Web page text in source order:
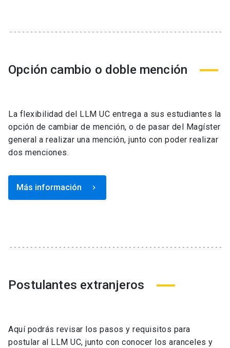
Opción cambio o doble mención
La flexibilidad del LLM UC entrega a sus estudiantes la
opción de cambiar de mención, o de pasar del Magíster
general a realizar una mención, junto con poder realizar
dos menciones.
Más información keyboard_arrow_right
Postulantes extranjeros
Aquí podrás revisar los pasos y requisitos para
postular al LLM UC, junto con conocer los aranceles y